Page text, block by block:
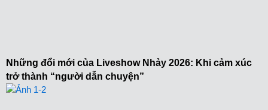
Những đổi mới của Liveshow Nhảy 2026: Khi cảm xúc
trở thành “người dẫn chuyện”